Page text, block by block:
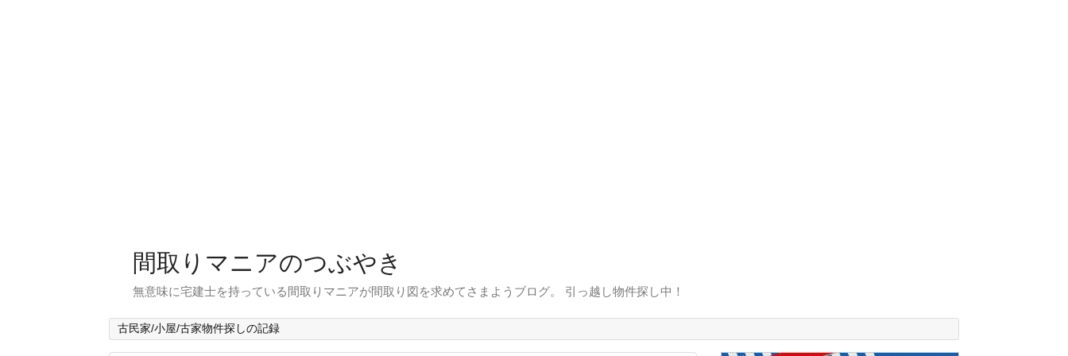
間取りマニアのつぶやき
無意味に宅建士を持っている間取りマニアが間取り図を求めてさまようブログ。 引っ越し物件探し中！
古民家/小屋/古家物件探しの記録